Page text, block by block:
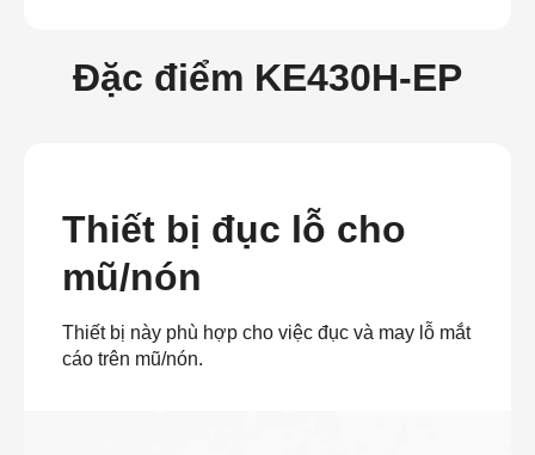
Đặc điểm KE430H-EP
Thiết bị đục lỗ cho
mũ/nón
Thiết bị này phù hợp cho việc đục và may lỗ mắt
cáo trên mũ/nón.